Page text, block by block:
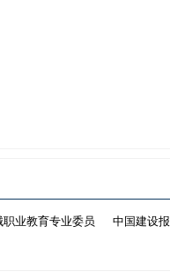
职业教育专业委员 中国建设报